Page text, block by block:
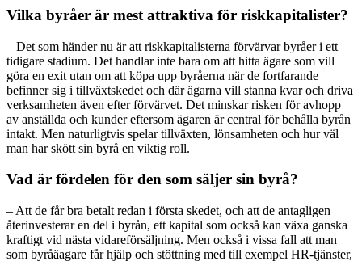
Vilka byråer är mest attraktiva för riskkapitalister?
– Det som händer nu är att riskkapitalisterna förvärvar byråer i ett
tidigare stadium. Det handlar inte bara om att hitta ägare som vill
göra en exit utan om att köpa upp byråerna när de fortfarande
befinner sig i tillväxtskedet och där ägarna vill stanna kvar och driva
verksamheten även efter förvärvet. Det minskar risken för avhopp
av anställda och kunder eftersom ägaren är central för behålla byrån
intakt. Men naturligtvis spelar tillväxten, lönsamheten och hur väl
man har skött sin byrå en viktig roll.
Vad är fördelen för den som säljer sin byrå?
– Att de får bra betalt redan i första skedet, och att de antagligen
återinvesterar en del i byrån, ett kapital som också kan växa ganska
kraftigt vid nästa vidareförsäljning. Men också i vissa fall att man
som byråäagare får hjälp och stöttning med till exempel HR-tjänster,